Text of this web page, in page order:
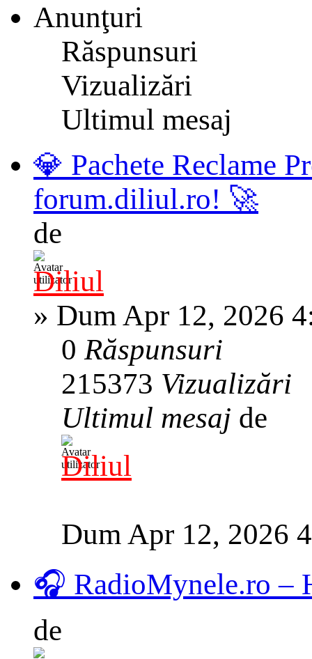
Anunţuri
Răspunsuri
Vizualizări
Ultimul mesaj
💎 Pachete Reclame
forum.diliul.ro! 🚀
de
Diliul
» Dum Apr 12, 2026
0Răspunsuri
215373 Vizualizări
Ultimul mesaj de
Diliul
Dum Apr 12, 2026
🎧 RadioMynele.ro –
de